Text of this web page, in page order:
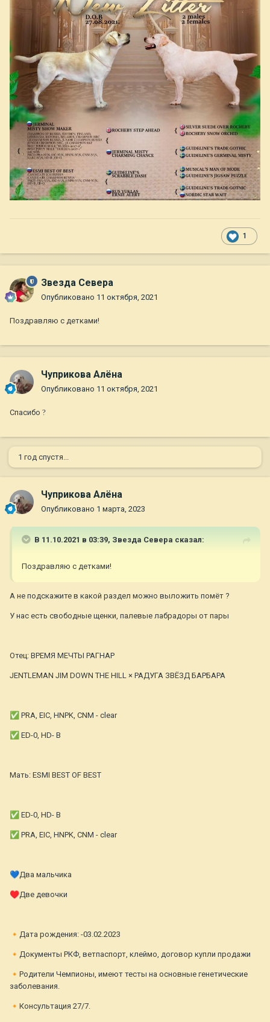
1
Звезда Севера
Опубликовано 11 октября, 2021
Поздравляю с детками!
Чуприкова Алёна
Опубликовано 11 октября, 2021
Спасибо ?
1 год спустя...
Чуприкова Алёна
Опубликовано 1 марта, 2023
В 11.10.2021 в 03:39, Звезда Севера сказал:
Поздравляю с детками!
А не подскажите в какой раздел можно выложить помёт ?
У нас есть свободные щенки, палевые лабрадоры от пары
Отец: ВРЕМЯ МЕЧТЫ РАГНАР
JENTLEMAN JIM DOWN THE HILL × РАДУГА ЗВЁЗД БАРБАРА
✅ PRA, EIC, HNPK, CNM - clear
✅ ED-0, HD- B
Мать: ESMI BEST OF BEST
✅ ED-0, HD- B
✅ PRA, EIC, HNPK, CNM - clear
💙Два мальчика
♥️Две девочки
🔸 Дата рождения: -03.02.2023
🔸 Документы РКФ, ветпаспорт, клеймо, договор купли продажи
🔸 Родители Чемпионы, имеют тесты на основные генетические
заболевания.
🔸 Консультация 27/7.